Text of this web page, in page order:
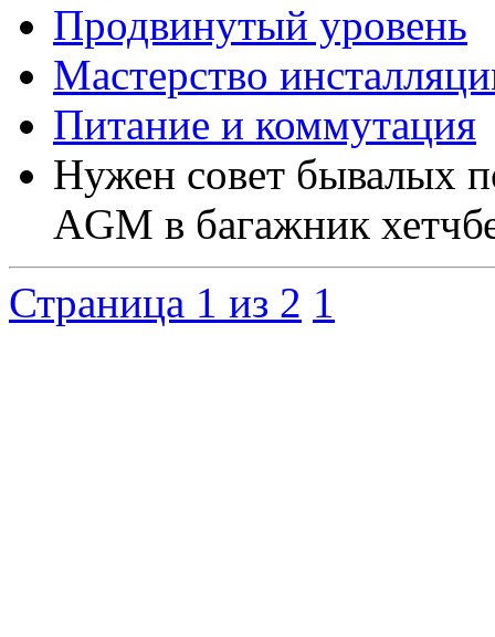
Продвинутый уровень
Мастерство
Питание и коммутация
Нужен совет бывалых
AGM в багажник
Страница 1 из 2 1